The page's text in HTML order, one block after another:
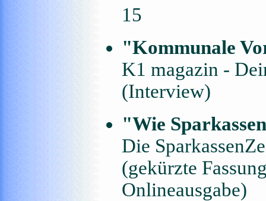
15
"Kommunale
K1 magazin -
(Interview)
"Wie
Die
(gekürzte
Onlineausgabe)